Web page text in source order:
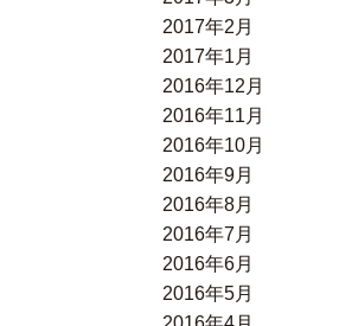
2017年2月
2017年1月
2016年12月
2016年11月
2016年10月
2016年9月
2016年8月
2016年7月
2016年6月
2016年5月